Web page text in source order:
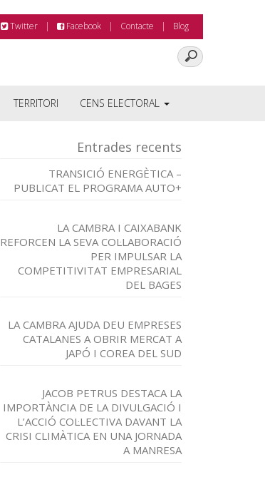
Twitter Facebook Contacte Blog
TERRITORI CENS ELECTORAL
Entrades recents
TRANSICIÓ ENERGÈTICA –
PUBLICAT EL PROGRAMA AUTO+
LA CAMBRA I CAIXABANK
REFORCEN LA SEVA COL·LABORACIÓ
PER IMPULSAR LA
COMPETITIVITAT EMPRESARIAL
DEL BAGES
LA CAMBRA AJUDA DEU EMPRESES
CATALANES A OBRIR MERCAT A
JAPÓ I COREA DEL SUD
JACOB PETRUS DESTACA LA
IMPORTÀNCIA DE LA DIVULGACIÓ I
L’ACCIÓ COL·LECTIVA DAVANT LA
CRISI CLIMÀTICA EN UNA JORNADA
A MANRESA